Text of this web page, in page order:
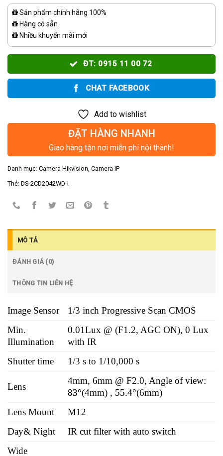
Sản phẩm chính hãng 100%
Hàng có sẵn
Nhiều khuyến mãi mới
ĐT: 0915 11 00 72
CHAT FACEBOOK
Add to wishlist
ĐẶT HÀNG NHANH
Giao hàng tận nơi miễn phí nội thành!
Danh mục: Camera Hikvision, Camera IP
Thẻ: DS-2CD2042WD-I
MÔ TẢ
ĐÁNH GIÁ (0)
THÔNG TIN LIÊN HỆ
Image Sensor
1/3 inch Progressive Scan CMOS
Min.
Illumination
0.01Lux @ (F1.2, AGC ON), 0 Lux
with IR
Shutter time
1/3 s to 1/10,000 s
Lens
4mm, 6mm @ F2.0, Angle of view:
83°(4mm) , 55.4°(6mm)
Lens Mount
M12
Day& Night
IR cut filter with auto switch
Wide